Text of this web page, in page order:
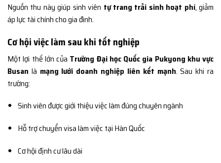
Nguồn thu này giúp sinh viên tự trang trải sinh hoạt phí, giảm
áp lực tài chính cho gia đình.
Cơ hội việc làm sau khi tốt nghiệp
Một lợi thế lớn của Trường Đại học Quốc gia Pukyong khu vực
Busan là mạng lưới doanh nghiệp liên kết mạnh. Sau khi ra
trường:
Sinh viên được giới thiệu việc làm đúng chuyên ngành
Hỗ trợ chuyển visa làm việc tại Hàn Quốc
Cơ hội định cư lâu dài